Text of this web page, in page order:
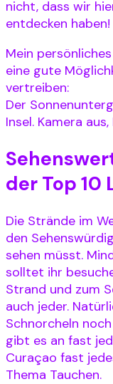
nicht, dass wir
entdecken
Mein
eine gute
vertreiben:
Der
Insel. Kamera
der Top 10
Die Strände im
den
sehen müsst.
solltet ihr
Strand und zum
auch jeder.
Schnorcheln
gibt es an fast
Curaçao fast
Thema Tauchen.